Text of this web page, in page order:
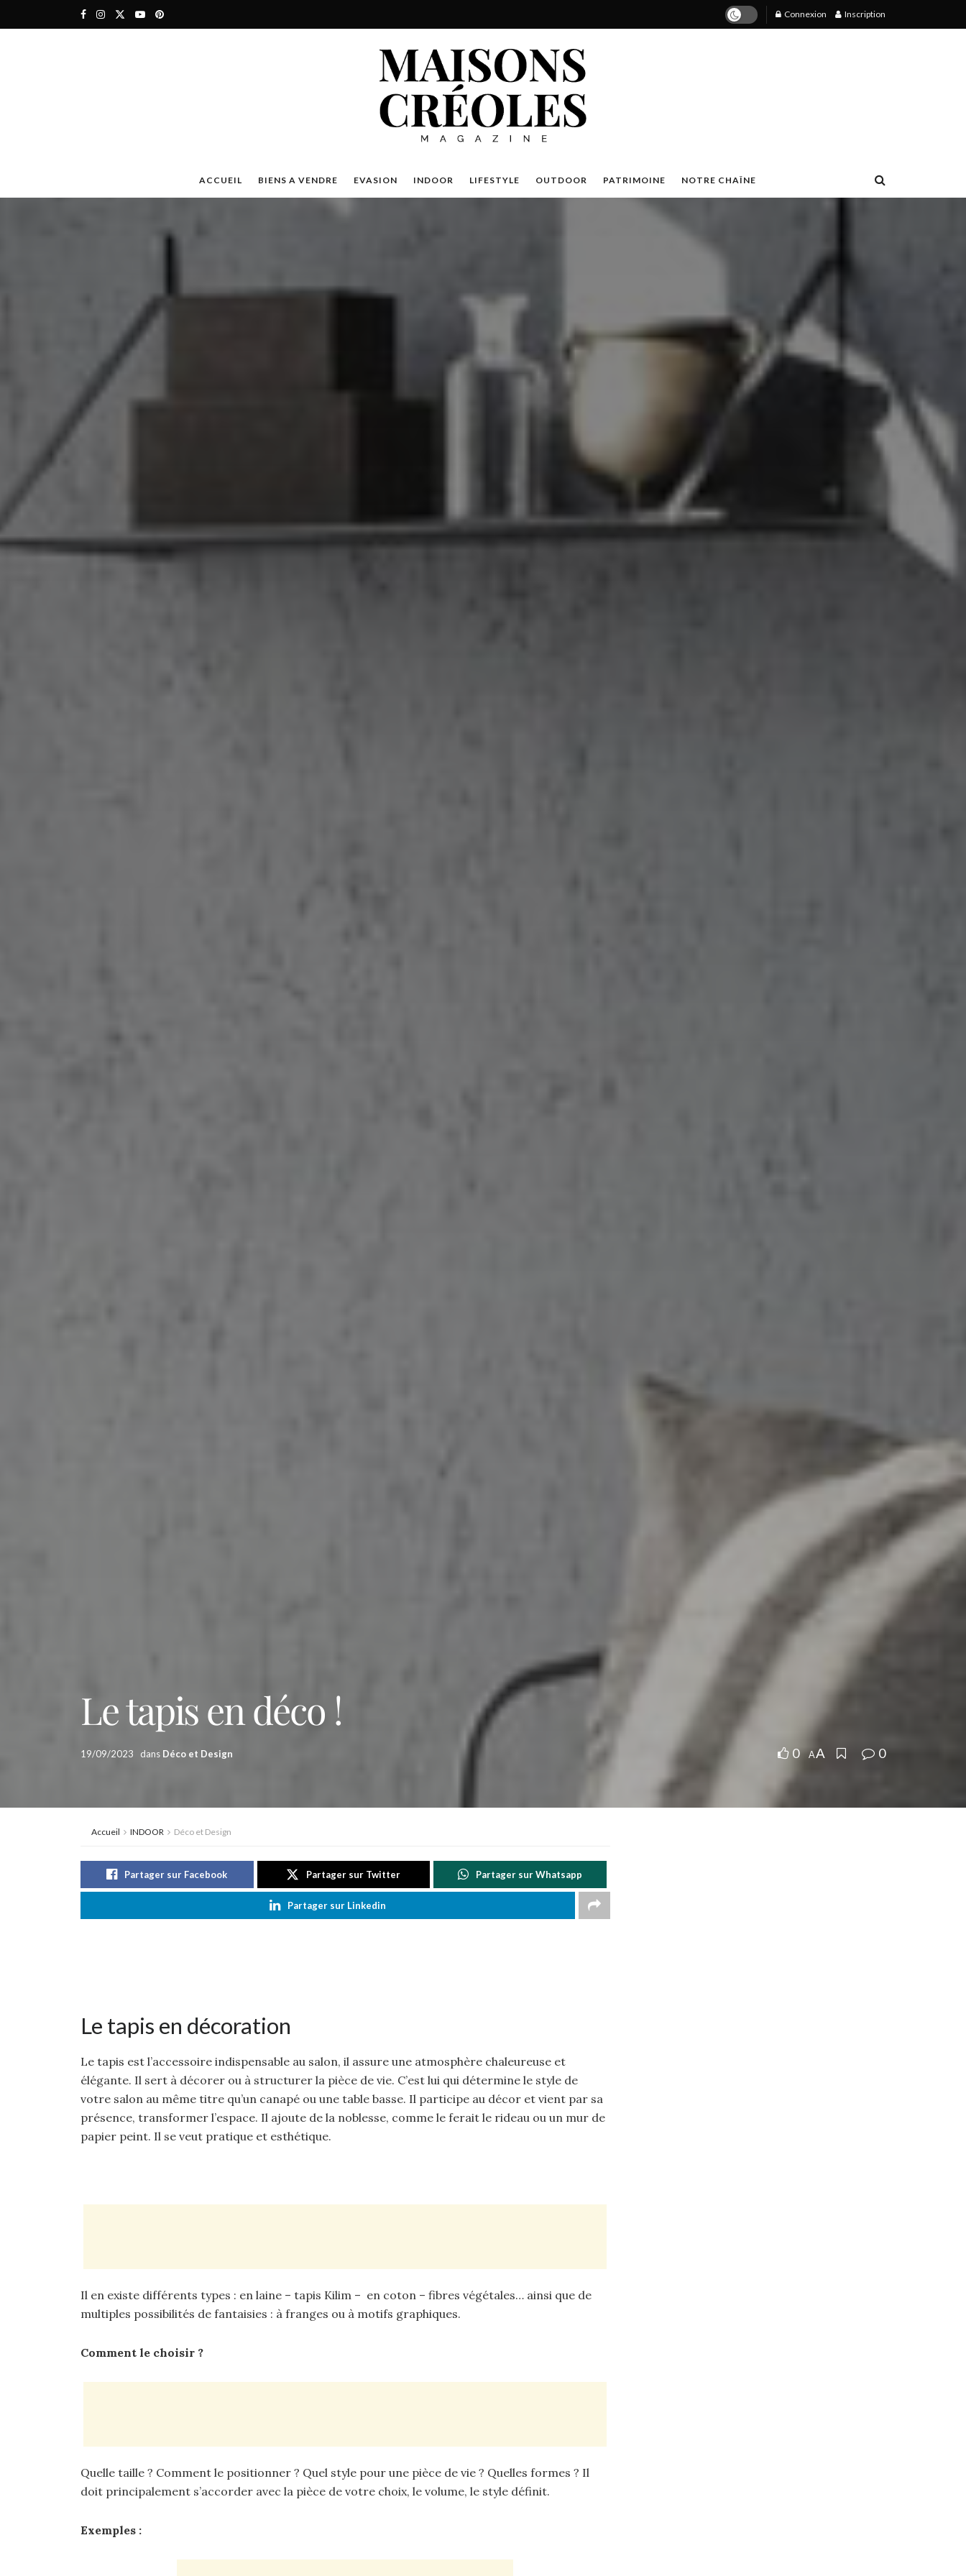
Connexion Inscription
ACCUEIL BIENS A VENDRE EVASION INDOOR LIFESTYLE OUTDOOR PATRIMOINE NOTRE CHAÎNE
Le tapis en déco !
19/09/2023 dans Déco et Design 0 AA 0
Accueil INDOOR Déco et Design
Partager sur Facebook Partager sur Twitter Partager sur Whatsapp
Partager sur Linkedin
Le tapis en décoration
Le tapis est l’accessoire indispensable au salon, il assure une atmosphère chaleureuse et
élégante. Il sert à décorer ou à structurer la pièce de vie. C’est lui qui détermine le style de
votre salon au même titre qu’un canapé ou une table basse. Il participe au décor et vient par sa
présence, transformer l’espace. Il ajoute de la noblesse, comme le ferait le rideau ou un mur de
papier peint. Il se veut pratique et esthétique.
Il en existe différents types : en laine – tapis Kilim – en coton – fibres végétales… ainsi que de
multiples possibilités de fantaisies : à franges ou à motifs graphiques.
Comment le choisir ?
Quelle taille ? Comment le positionner ? Quel style pour une pièce de vie ? Quelles formes ? Il
doit principalement s’accorder avec la pièce de votre choix, le volume, le style définit.
Exemples :